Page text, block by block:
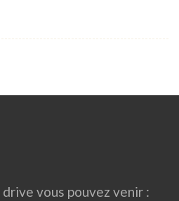
vous pouvez venir :